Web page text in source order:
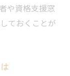
や資格支援窓
ておくことが